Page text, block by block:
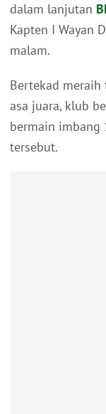
dalam lanjutan
Kapten I Wayan
malam.
Bertekad
asa juara, klub
bermain imbang
tersebut.